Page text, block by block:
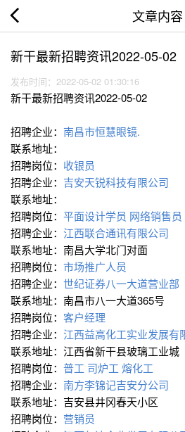
文章内容
新干最新招聘资讯2022-05-02
发布时间：2022-05-02 01:30:16
新干最新招聘资讯2022-05-02
招聘企业： 南昌市恒慧眼镜.
联系地址：
招聘岗位： 收银员
招聘企业： 吉安天锐科技有限公司
联系地址：
招聘岗位： 平面设计学员 网络销售员
招聘企业： 江西联合通讯有限公司
联系地址：南昌大学北门对面
招聘岗位： 市场推广人员
招聘企业： 世纪证券八一大道营业部
联系地址：南昌市八一大道365号
招聘岗位： 客户经理
招聘企业： 江西益高化工实业发展有
联系地址：江西省新干县玻璃工业城
招聘岗位： 普工 司炉工 熔化工
招聘企业： 南方李锦记吉安分公司
联系地址：吉安县井冈春天小区
招聘岗位： 营销员